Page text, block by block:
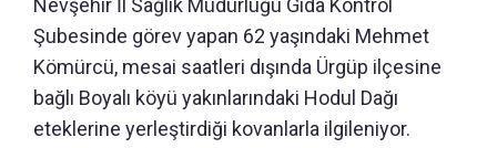
Nevşehir İl Sağlık Müdürlüğü Gıda Kontrol
Şubesinde görev yapan 62 yaşındaki Mehmet
Kömürcü, mesai saatleri dışında Ürgüp ilçesine
bağlı Boyalı köyü yakınlarındaki Hodul Dağı
eteklerine yerleştirdiği kovanlarla ilgileniyor.